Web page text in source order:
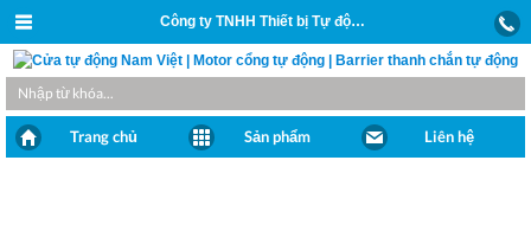
Công ty TNHH Thiết bị Tự động và Xây dựng Nam Việt
Trang chủ Sản phẩm Liên hệ